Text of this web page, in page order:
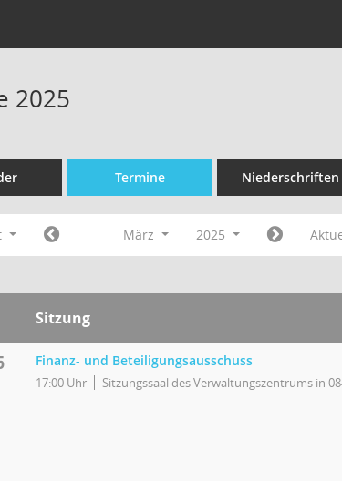
2025
Termine Niederschriften
März 2025
Sitzung
Finanz- und Beteiligungsausschuss
17:00 Uhr Sitzungssaal des Verwaltungszentrums in